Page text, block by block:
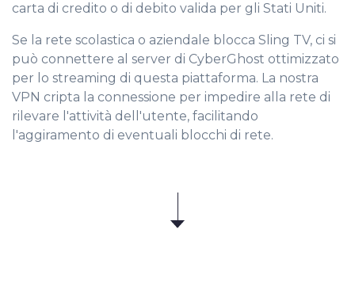
carta di credito o di debito valida per gli Stati Uniti.
Se la rete scolastica o aziendale blocca Sling TV, ci si
può connettere al server di CyberGhost ottimizzato
per lo streaming di questa piattaforma. La nostra
VPN cripta la connessione per impedire alla rete di
rilevare l'attività dell'utente, facilitando
l'aggiramento di eventuali blocchi di rete.